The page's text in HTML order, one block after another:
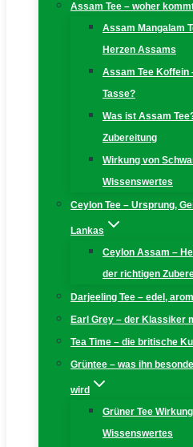
Assam Tee – woher
Assam Mangalam
Herzen Assams
Assam Tee
Tasse?
Was ist Assam
Zubereitung
Wirkung von
Wissenswertes
Ceylon Tee – Ursprung,
Lankas
Ceylon Assam –
der richtigen
Darjeeling Tee – edel,
Earl Grey – der Klassiker
Tea Time – die britische
Grüntee – was ihn
wird
Grüner Tee
Wissenswertes